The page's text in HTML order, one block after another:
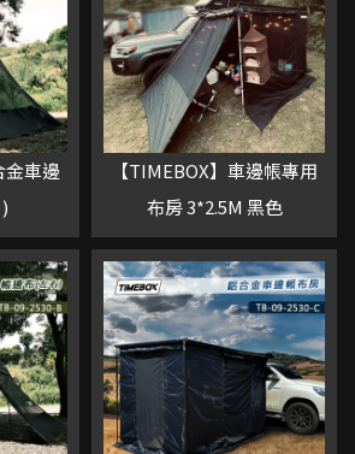
金車邊
【TIMEBOX】車邊帳專用
布房 3*2.5M 黑色